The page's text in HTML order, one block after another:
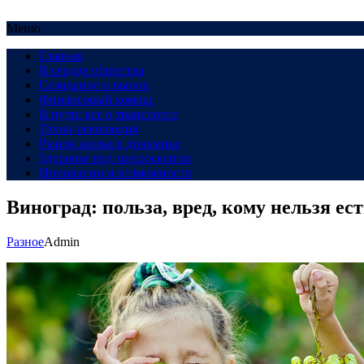
Меню
Главная
В сердце общества
Созидание и рынок
Финансовый компас
В пути: все о транспорте
Техно-революция
Рынок жилья в динамике
Здоровье под микроскопом
Инновации и возможности
Виноград: польза, вред, кому нельзя
РазноеAdmin